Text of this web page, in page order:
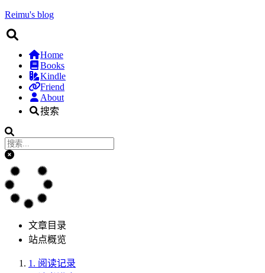
Reimu's blog
Home
Books
Kindle
Friend
About
搜索
文章目录
站点概览
1. 阅读记录